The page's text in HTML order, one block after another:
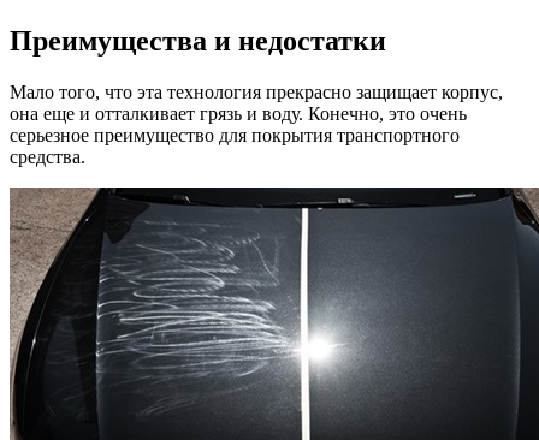
Преимущества и недостатки
Мало того, что эта технология прекрасно защищает корпус,
она еще и отталкивает грязь и воду. Конечно, это очень
серьезное преимущество для покрытия транспортного
средства.